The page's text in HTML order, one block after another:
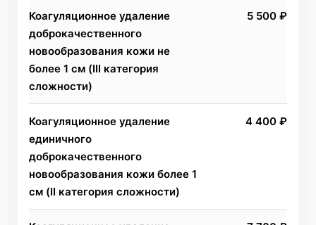
Коагуляционное удаление
доброкачественного
новообразования кожи не
более 1 см (III категория
сложности)
5 500 ₽
Коагуляционное удаление
единичного
доброкачественного
новообразования кожи более 1
см (II категория сложности)
4 400 ₽